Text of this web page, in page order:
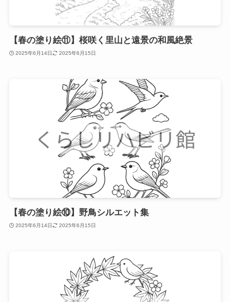
【春の塗り絵⑪】桜咲く里山と遠景の和風絶景
2025年6月14日 2025年6月15日
【春の塗り絵⑩】野鳥シルエット集
2025年6月14日 2025年6月15日